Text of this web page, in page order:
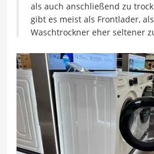
als auch anschließend zu
gibt es meist als Frontlader,
Waschtrockner eher seltener